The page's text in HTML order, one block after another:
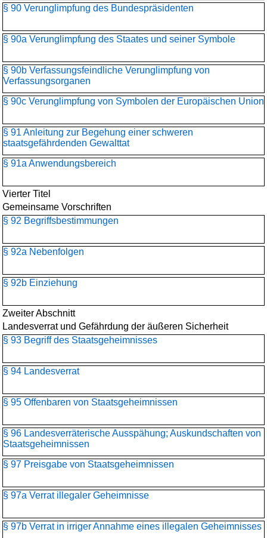
§ 90 Verunglimpfung des Bundespräsidenten
§ 90a Verunglimpfung des Staates und seiner Symbole
§ 90b Verfassungsfeindliche Verunglimpfung von
Verfassungsorganen
§ 90c Verunglimpfung von Symbolen der Europäischen Union
§ 91 Anleitung zur Begehung einer schweren
staatsgefährdenden Gewalttat
§ 91a Anwendungsbereich
Vierter Titel
Gemeinsame Vorschriften
§ 92 Begriffsbestimmungen
§ 92a Nebenfolgen
§ 92b Einziehung
Zweiter Abschnitt
Landesverrat und Gefährdung der äußeren Sicherheit
§ 93 Begriff des Staatsgeheimnisses
§ 94 Landesverrat
§ 95 Offenbaren von Staatsgeheimnissen
§ 96 Landesverräterische Ausspähung; Auskundschaften von
Staatsgeheimnissen
§ 97 Preisgabe von Staatsgeheimnissen
§ 97a Verrat illegaler Geheimnisse
§ 97b Verrat in irriger Annahme eines illegalen Geheimnisses